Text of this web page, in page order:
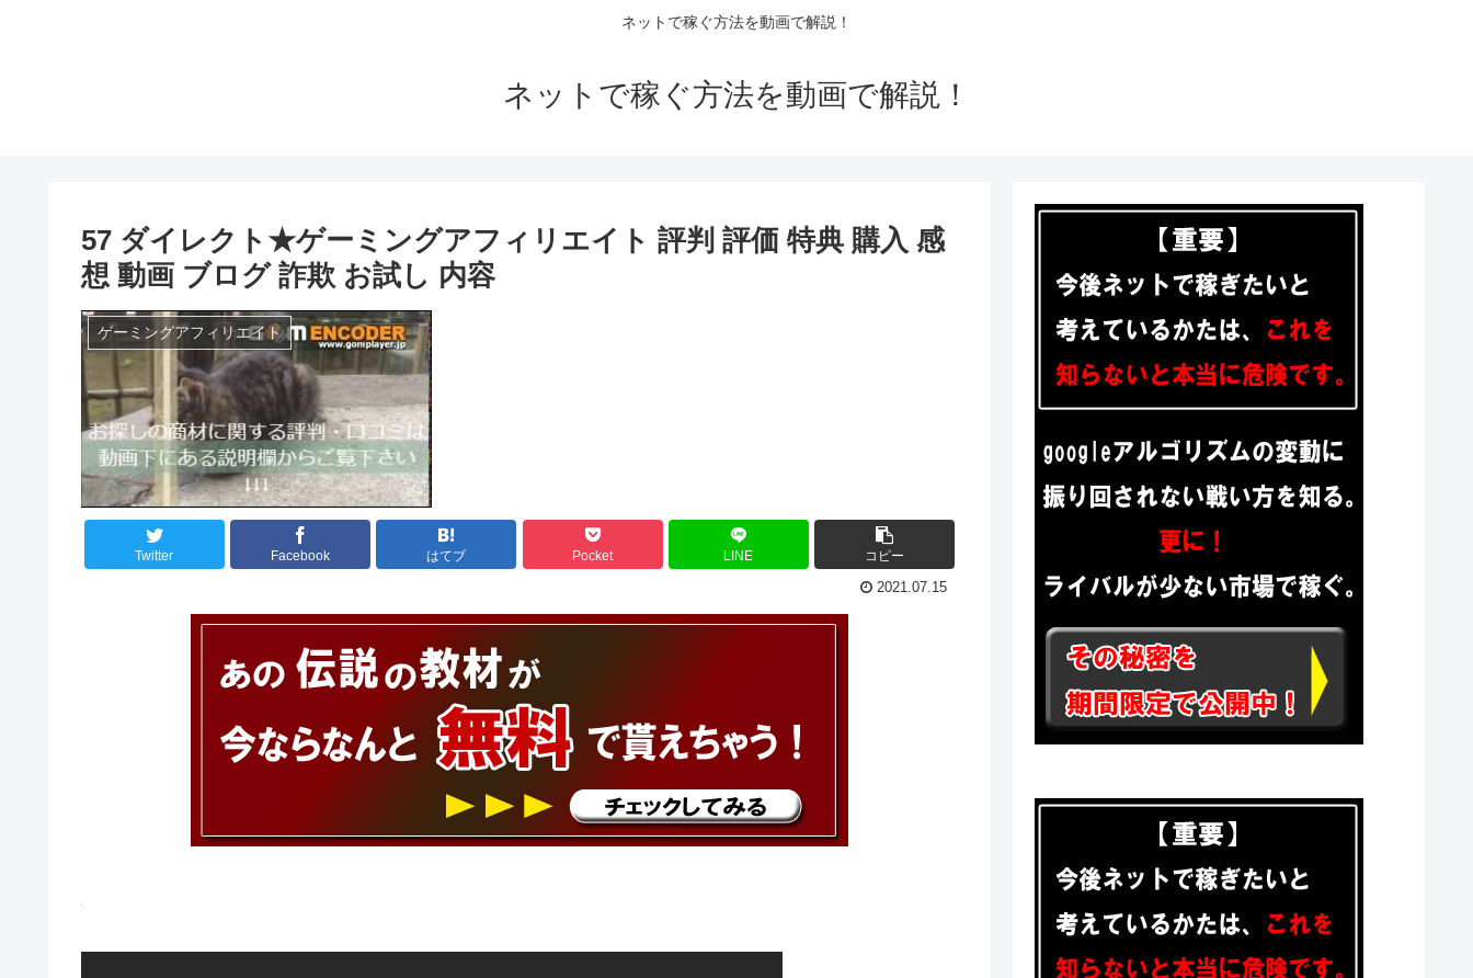
ネットで稼ぐ方法を動画で解説！
ネットで稼ぐ方法を動画で解説！
57 ダイレクト★ゲーミングアフィリエイト 評判 評価 特典 購入 感
想 動画 ブログ 詐欺 お試し 内容
ゲーミングアフィリエイト
Twitter Facebook はてブ Pocket LINE コピー
2021.07.15